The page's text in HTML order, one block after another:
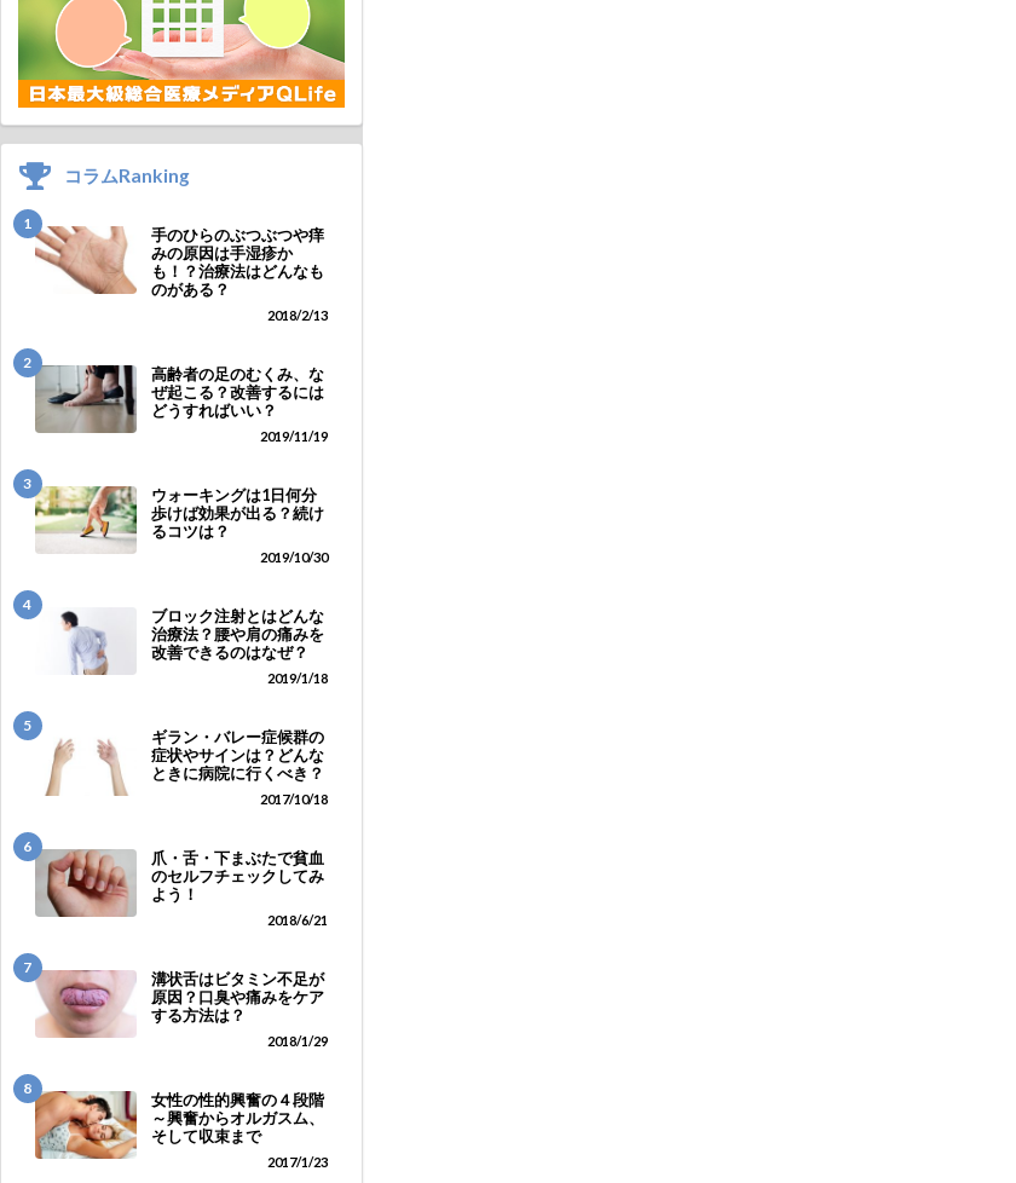
コラムRanking
1
手のひらのぶつぶつや痒
みの原因は手湿疹か
も！？治療法はどんなも
のがある？
2018/2/13
2
高齢者の足のむくみ、な
ぜ起こる？改善するには
どうすればいい？
2019/11/19
3
ウォーキングは1日何分
歩けば効果が出る？続け
るコツは？
2019/10/30
4
ブロック注射とはどんな
治療法？腰や肩の痛みを
改善できるのはなぜ？
2019/1/18
5
ギラン・バレー症候群の
症状やサインは？どんな
ときに病院に行くべき？
2017/10/18
6
爪・舌・下まぶたで貧血
のセルフチェックしてみ
よう！
2018/6/21
7
溝状舌はビタミン不足が
原因？口臭や痛みをケア
する方法は？
2018/1/29
8
女性の性的興奮の４段階
～興奮からオルガスム、
そして収束まで
2017/1/23